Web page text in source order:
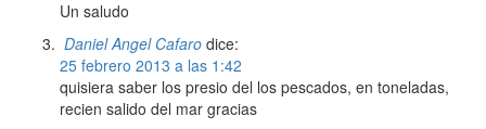
Un saludo
Daniel Angel Cafaro dice:
25 febrero 2013 a las 1:42
quisiera saber los presio del los pescados, en toneladas,
recien salido del mar gracias